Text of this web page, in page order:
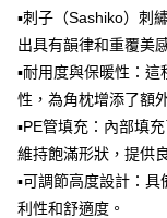
1.分期款項不併入電信
醒簡訊。
2.透過簡訊連結打開帳
帳／街口支付／iPASS
【注意事項】
1.本服務係由「台灣大
用戶於交易時，得透過
買賣價金債權讓與本公
2.基於同意付款使用「
▪刺子（Sashiko）刺
出具有韻律和重覆美
▪耐用度與保暖性：
性，為角枕增添了額
▪PE管填充：內部填
維持飽滿形狀，提供
▪可調節高度設計：
利性和舒適度。